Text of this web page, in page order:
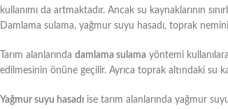
kullanımı da artmaktadır. Ancak su kaynaklarının
Damlama sulama, yağmur suyu hasadı, toprak
Tarım alanlarında damlama sulama yöntemi
edilmesinin önüne geçilir. Ayrıca toprak altındaki su
Yağmur suyu hasadı ise tarım alanlarında yağmur